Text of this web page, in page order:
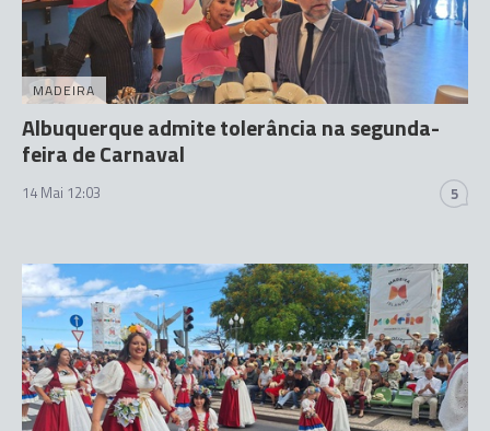
MADEIRA
Albuquerque admite tolerância na segunda-
feira de Carnaval
14 Mai 12:03 5